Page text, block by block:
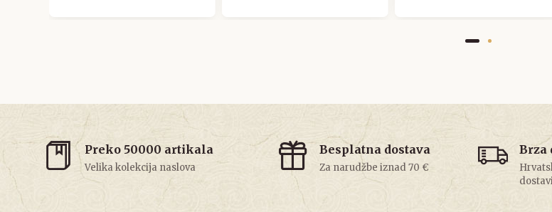
Preko 50000 artikala
Velika kolekcija naslova
Besplatna dostava
Za narudžbe iznad 70 €
Brza